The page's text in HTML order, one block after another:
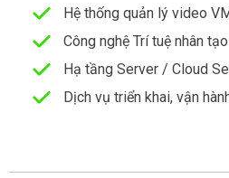
Hệ thống quản lý video
Công nghệ Trí tuệ nhân tạo
Hạ tầng Server / Cloud
Dịch vụ triển khai, vận